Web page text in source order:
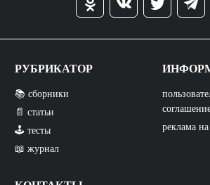
РУБРИКАТОР
📚 сборники
📄 статьи
🕹️ тесты
📖 журнал
реклама на